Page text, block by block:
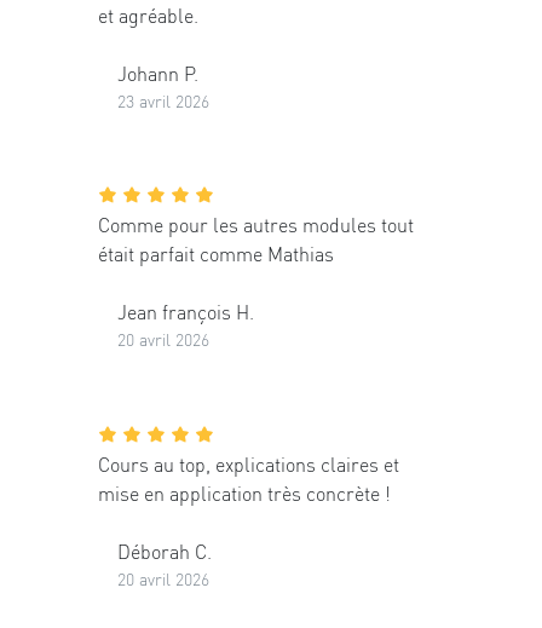
et agréable.
Johann P.
23 avril 2026
Comme pour les autres modules tout
était parfait comme Mathias
Jean françois H.
20 avril 2026
Cours au top, explications claires et
mise en application très concrète !
Déborah C.
20 avril 2026